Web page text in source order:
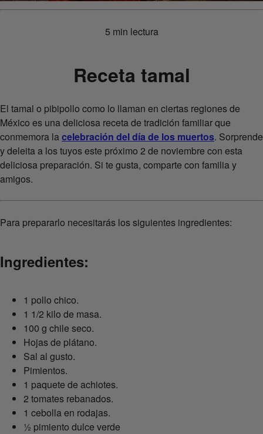
5 min lectura
Receta tamal
El tamal o pibipollo como lo llaman en ciertas regiones de
México es una deliciosa receta de tradición familiar que
conmemora lacelebración del día de los muertos. Sorprende
y deleita a los tuyos este próximo 2 de noviembre con esta
deliciosa preparación. Si te gusta, comparte con familia y
amigos.
Para prepararlo necesitarás los siguientes ingredientes:
Ingredientes:
1 pollo chico.
1 1/2 kilo de masa.
100 g chile seco.
Hojas de plátano.
Sal al gusto.
Pimientos.
1 paquete de achiotes.
2 tomates rebanados.
1 cebolla en rodajas.
½ pimiento dulce verde